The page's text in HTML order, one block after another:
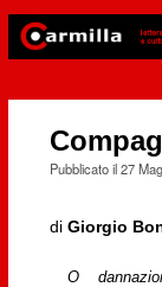
Pubblicato il27
di Giorgio
O